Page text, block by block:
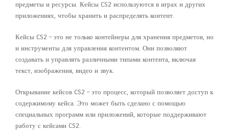
предметы и ресурсы. Кейсы CS2 используются в играх и других
приложениях, чтобы хранить и распределять контент.
Кейсы CS2 – это не только контейнеры для хранения предметов, но
и инструменты для управления контентом. Они позволяют
создавать и управлять различными типами контента, включая
текст, изображения, видео и звук.
Открывание кейсов CS2 – это процесс, который позволяет доступ к
содержимому кейса. Это может быть сделано с помощью
специальных программ или приложений, которые поддерживают
работу с кейсами CS2.